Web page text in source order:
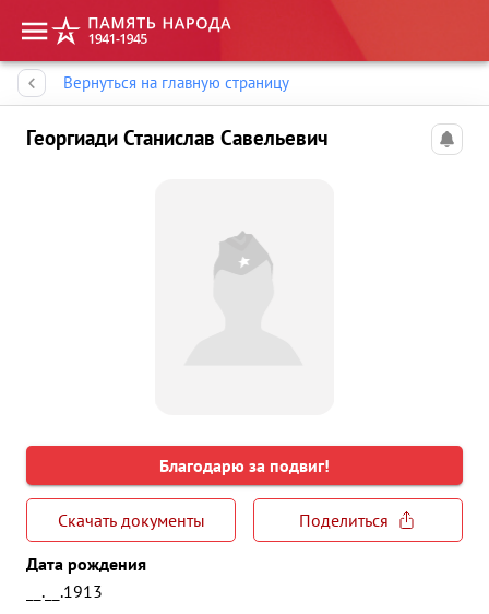
Вернуться на главную страницу
Георгиади Станислав Савельевич
Благодарю за подвиг!
Скачать документы
Поделиться
Дата рождения
__.__.1913
Память народа